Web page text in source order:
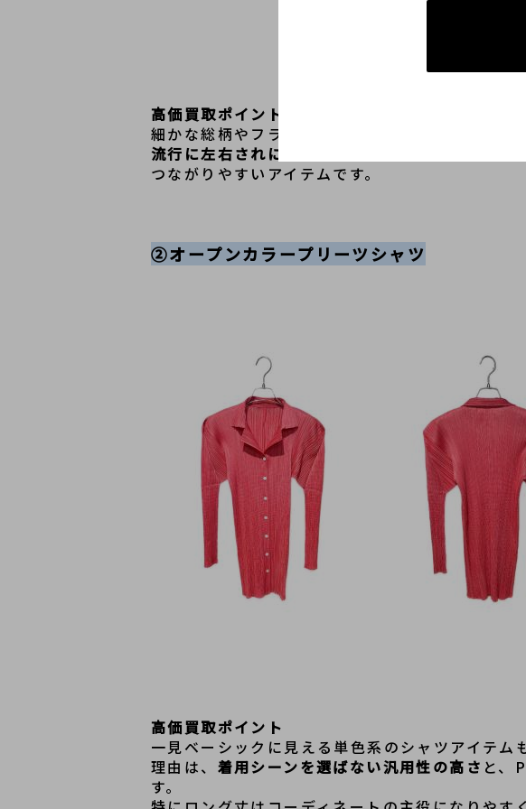
高価買取ポイント
流行に左右されにくい普遍的なモチーフ
である
つながりやすいアイテムです。
②オープンカラープリーツシャツ
高価買取ポイント
一見ベーシックに見える単色系のシャツアイテム
理由は、 着用シーンを選ばない汎用性の高さ と、
す。